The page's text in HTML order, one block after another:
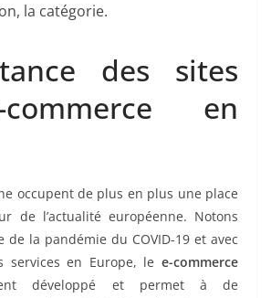
la catégorie.
des sites
en
occupent de plus en plus une place
de l’actualité européenne. Notons
de la pandémie du COVID-19 et avec
services en Europe, le e-commerce
développé et permet à de